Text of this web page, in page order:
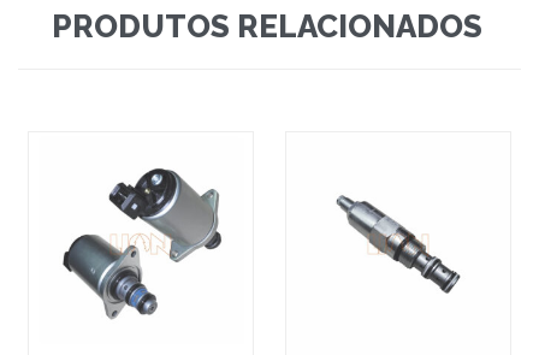
PRODUTOS RELACIONADOS